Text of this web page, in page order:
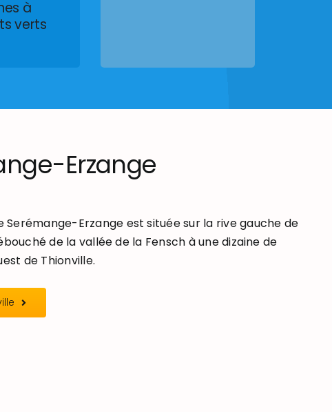
à
verts
Erzange
Serémange-Erzange est située sur la rive gauche de
de la vallée de la Fensch à une dizaine de
de Thionville.